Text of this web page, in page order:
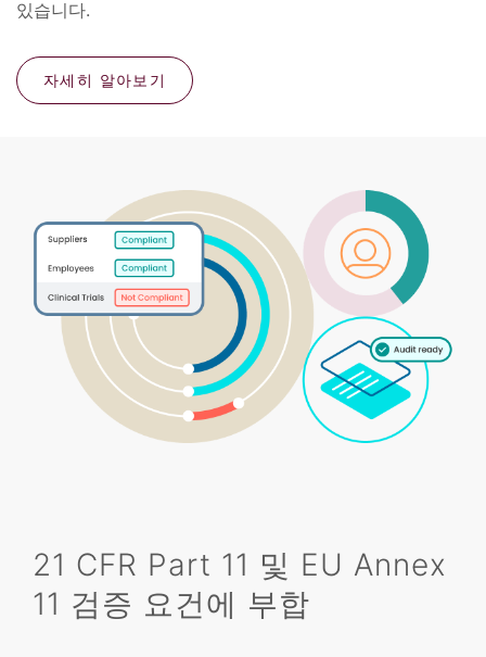
있습니다.
자세히 알아보기
21 CFR Part 11 및 EU Annex
11 검증 요건에 부합